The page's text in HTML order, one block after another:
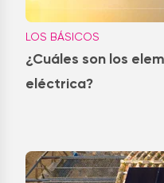
LOS BÁSICOS
¿Cuáles son los
eléctrica?